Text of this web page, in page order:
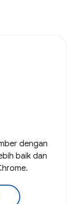
dengan
baik dan